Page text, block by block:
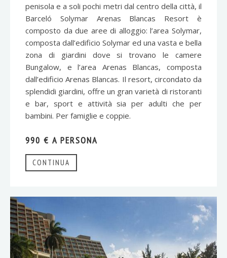
penisola e a soli pochi metri dal centro della città, il
Barceló Solymar Arenas Blancas Resort è
composto da due aree di alloggio: l’area Solymar,
composta dall’edificio Solymar ed una vasta e bella
zona di giardini dove si trovano le camere
Bungalow, e l’area Arenas Blancas, composta
dall’edificio Arenas Blancas. Il resort, circondato da
splendidi giardini, offre un gran varietà di ristoranti
e bar, sport e attività sia per adulti che per
bambini. Per famiglie e coppie.
990 € A PERSONA
CONTINUA